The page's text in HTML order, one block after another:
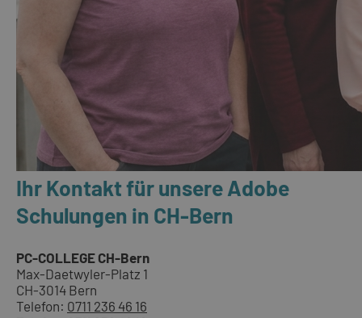
Ihr Kontakt für unsere Adobe
Schulungen in CH-Bern
PC-COLLEGE CH-Bern
Max-Daetwyler-Platz 1
CH-3014 Bern
Telefon: 0711 236 46 16